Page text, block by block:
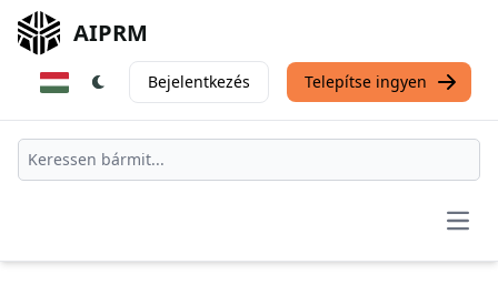
AIPRM
Bejelentkezés Telepítse ingyen